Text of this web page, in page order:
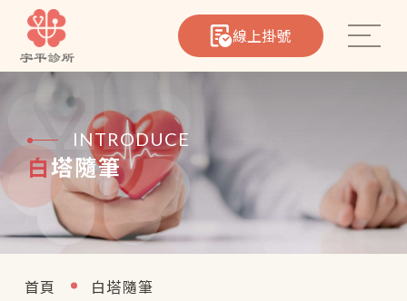
線上掛號
心臟筆記
院所介紹
INTRODUCE
白塔隨筆
首頁
白塔隨筆